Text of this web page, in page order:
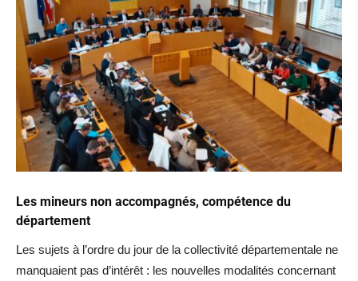
Les mineurs non accompagnés, compétence du
département
Les sujets à l’ordre du jour de la collectivité départementale ne
manquaient pas d’intérêt : les nouvelles modalités concernant